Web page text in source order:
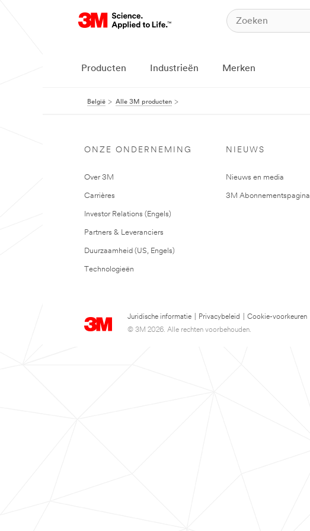
Producten Industrieën Merken
België Alle 3M producten
ONZE ONDERNEMING
Over 3M
Carrières
Investor Relations (Engels)
Partners & Leveranciers
Duurzaamheid (US, Engels)
Technologieën
NIEUWS
Nieuws en media
3M Abonnementspagina
Juridische informatie Privacybeleid
Cookie-voorkeuren
© 3M 2026. Alle rechten voorbehouden.